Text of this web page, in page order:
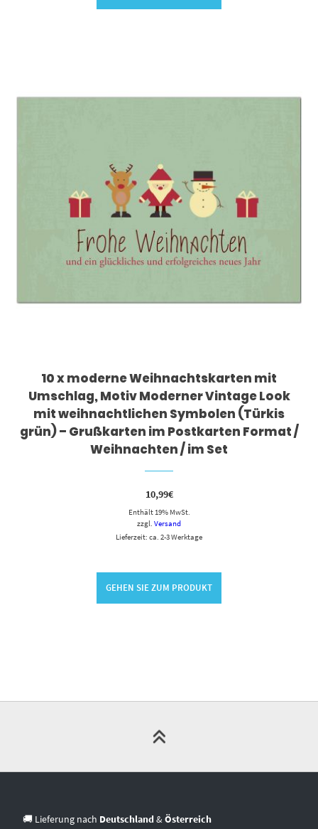
10 x moderne Weihnachtskarten mit
Umschlag, Motiv Moderner Vintage Look
mit weihnachtlichen Symbolen (Türkis
grün) – Grußkarten im Postkarten Format /
Weihnachten / im Set
10,99€
Enthält 19% MwSt.
zzgl. Versand
Lieferzeit: ca. 2-3 Werktage
GEHEN SIE ZUM PRODUKT
🚚 Lieferung nach Deutschland &Österreich